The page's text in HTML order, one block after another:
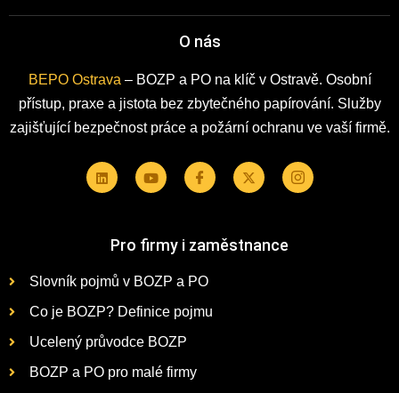
O nás
BEPO Ostrava – BOZP a PO na klíč v Ostravě. Osobní
přístup, praxe a jistota bez zbytečného papírování. Služby
zajišťující bezpečnost práce a požární ochranu ve vaší firmě.
Pro firmy i zaměstnance
Slovník pojmů v BOZP a PO
Co je BOZP? Definice pojmu
Ucelený průvodce BOZP
BOZP a PO pro malé firmy